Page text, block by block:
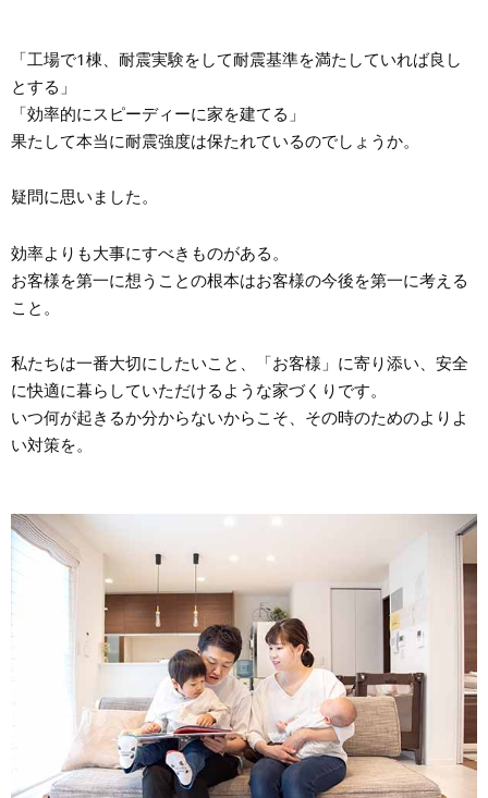
「工場で1棟、耐震実験をして耐震基準を満たしていれば良し
とする」
「効率的にスピーディーに家を建てる」
果たして本当に耐震強度は保たれているのでしょうか。
疑問に思いました。
効率よりも大事にすべきものがある。
お客様を第一に想うことの根本はお客様の今後を第一に考える
こと。
私たちは一番大切にしたいこと、「お客様」に寄り添い、安全
に快適に暮らしていただけるような家づくりです。
いつ何が起きるか分からないからこそ、その時のためのよりよ
い対策を。